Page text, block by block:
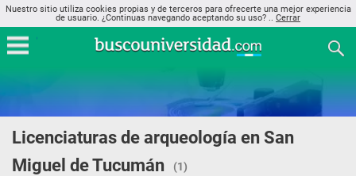
Nuestro sitio utiliza cookies propias y de terceros para ofrecerte una mejor experiencia
de usuario. ¿Continuas navegando aceptando su uso? .. Cerrar
Licenciaturas de arqueología en San
Miguel de Tucumán
(1)